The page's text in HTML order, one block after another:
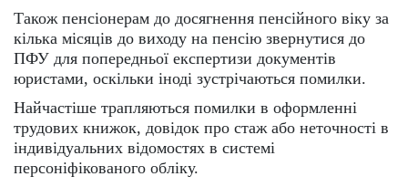
Також пенсіонерам до досягнення пенсійного віку за
кілька місяців до виходу на пенсію звернутися до
ПФУ для попередньої експертизи документів
юристами, оскільки іноді зустрічаються помилки.
Найчастіше трапляються помилки в оформленні
трудових книжок, довідок про стаж або неточності в
індивідуальних відомостях в системі
персоніфікованого обліку.